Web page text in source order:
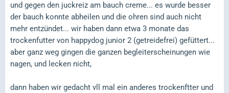
und gegen den juckreiz am bauch creme... es wurde besser
der bauch konnte abheilen und die ohren sind auch nicht
mehr entzündet... wir haben dann etwa 3 monate das
trockenfutter von happydog junior 2 (getreidefrei) gefüttert...
aber ganz weg gingen die ganzen begleiterscheinungen wie
nagen, und lecken nicht,
dann haben wir gedacht vll mal ein anderes trockenftter und